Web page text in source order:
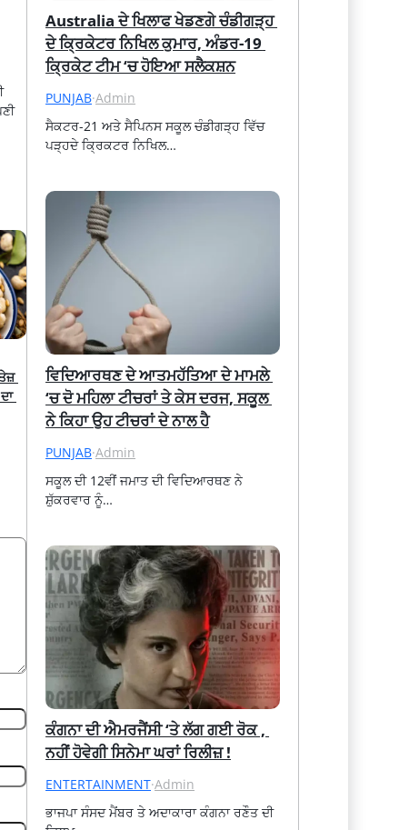
Australia ਦੇ ਖਿਲਾਫ ਖੇਡਣਗੇ ਚੰਡੀਗੜ੍ਹ
ਦੇ ਕ੍ਰਿਕੇਟਰ ਨਿਖਿਲ ਕੁਮਾਰ, ਅੰਡਰ-19
ਕ੍ਰਿਕੇਟ ਟੀਮ ‘ਚ ਹੋਇਆ ਸਲੈਕਸ਼ਨ
PUNJAB·Admin
ਸੈਕਟਰ-21 ਅਤੇ ਸੈਪਿਨਸ ਸਕੂਲ ਚੰਡੀਗੜ੍ਹ ਵਿੱਚ
ਪੜ੍ਹਦੇ ਕ੍ਰਿਕਟਰ ਨਿਖਿਲ…
ਵਿਦਿਆਰਥਣ ਦੇ ਆਤਮਹੱਤਿਆ ਦੇ ਮਾਮਲੇ
‘ਚ ਦੋ ਮਹਿਲਾ ਟੀਚਰਾਂ ਤੇ ਕੇਸ ਦਰਜ, ਸਕੂਲ
ਨੇ ਕਿਹਾ ਉਹ ਟੀਚਰਾਂ ਦੇ ਨਾਲ ਹੈ
PUNJAB·Admin
ਸਕੂਲ ਦੀ 12ਵੀਂ ਜਮਾਤ ਦੀ ਵਿਦਿਆਰਥਣ ਨੇ
ਸ਼ੁੱਕਰਵਾਰ ਨੂੰ…
ਕੰਗਨਾ ਦੀ ਐਮਰਜੈਂਸੀ ‘ਤੇ ਲੱਗ ਗਈ ਰੋਕ ,
ਨਹੀਂ ਹੋਵੇਗੀ ਸਿਨੇਮਾ ਘਰਾਂ ਰਿਲੀਜ਼ !
ENTERTAINMENT·Admin
ਭਾਜਪਾ ਸੰਸਦ ਮੈਂਬਰ ਤੇ ਅਦਾਕਾਰਾ ਕੰਗਨਾ ਰਣੌਤ ਦੀ